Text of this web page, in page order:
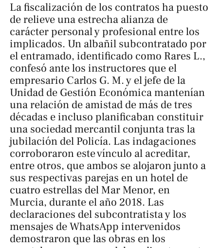
La fiscalización de los contratos ha puesto
de relieve una estrecha alianza de
carácter personal y profesional entre los
implicados. Un albañil subcontratado por
el entramado, identificado como Rares L.,
confesó ante los instructores que el
empresario Carlos G. M. y el jefe de la
Unidad de Gestión Económica mantenían
una relación de amistad de más de tres
décadas e incluso planificaban constituir
una sociedad mercantil conjunta tras la
jubilación del Policía. Las indagaciones
corroboraron este vínculo al acreditar,
entre otros, que ambos se alojaron junto a
sus respectivas parejas en un hotel de
cuatro estrellas del Mar Menor, en
Murcia, durante el año 2018. Las
declaraciones del subcontratista y los
mensajes de WhatsApp intervenidos
demostraron que las obras en los